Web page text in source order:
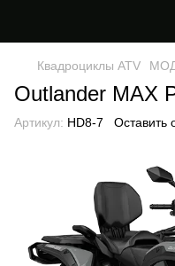
Квадроциклы ATV
Outlander MAX
Артикул: HD8-7 Оставить